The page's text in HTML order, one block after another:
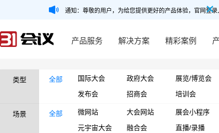
通知：尊敬的用户，为给您提供更好的产品体验，官网登
产品服务 解决方案 精彩案例
类型 全部 国际大会 政府大会
展览/博览会
发布会
招商会 培训会
场景 全部 微网站 大会网站
展会小程序
元宇宙大会
融合会
直播/录播